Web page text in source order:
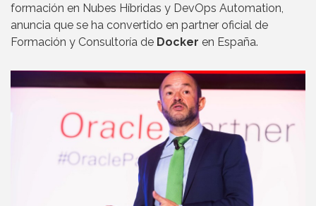
formación en Nubes Híbridas y DevOps Automation,
anuncia que se ha convertido en partner oficial de
Formación y Consultoría de Docker en España.